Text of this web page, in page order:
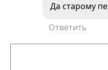
Да старому
Ответить